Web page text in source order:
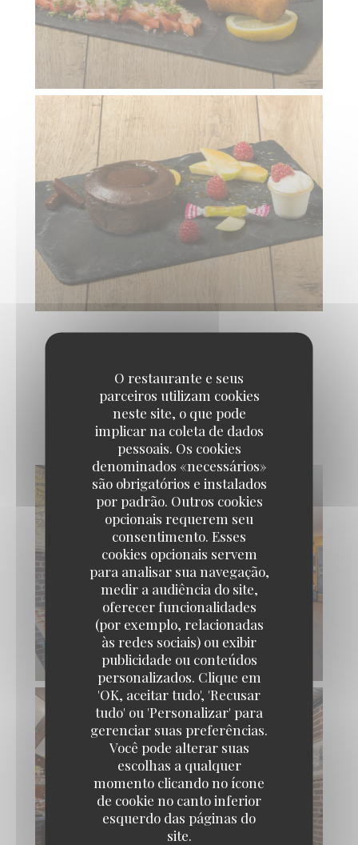
O restaurante e seus
parceiros utilizam cookies
neste site, o que pode
implicar na coleta de dados
pessoais. Os cookies
denominados «necessários»
são obrigatórios e instalados
por padrão. Outros cookies
opcionais requerem seu
consentimento. Esses
cookies opcionais servem
para analisar sua navegação,
medir a audiência do site,
oferecer funcionalidades
(por exemplo, relacionadas
às redes sociais) ou exibir
publicidade ou conteúdos
personalizados. Clique em
'OK, aceitar tudo', 'Recusar
tudo' ou 'Personalizar' para
gerenciar suas preferências.
Você pode alterar suas
escolhas a qualquer
momento clicando no ícone
de cookie no canto inferior
esquerdo das páginas do
site.
Photos intérieur de
l'établissement